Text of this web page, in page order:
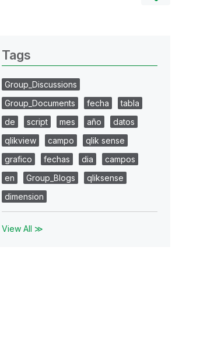
Tags
Group_Discussions
Group_Documents
fecha
tabla
de
script mes año
datos
qlikview
campo
qlik sense
grafico
fechas dia
campos
en
Group_Blogs
qliksense
dimension
View All ≫